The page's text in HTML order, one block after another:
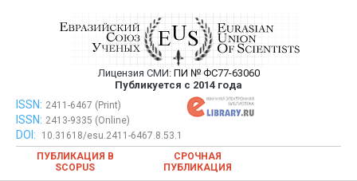
Евразийский Союз Ученых —
публикация научных статей в
ежемесячном научном журнале
Лицензия СМИ: ПИ № ФС77-63060
Публикуется с 2014 года
Евразийский Союз Ученых — публикация научных статей в
ежемесячном научном журнале
ISSN: 2411-6467 (Print)
ISSN: 2413-9335 (Online)
DOI:
10.31618/esu.2411-6467.8.53.1
ПУБЛИКАЦИЯ В
SCOPUS
СРОЧНАЯ
ПУБЛИКАЦИЯ